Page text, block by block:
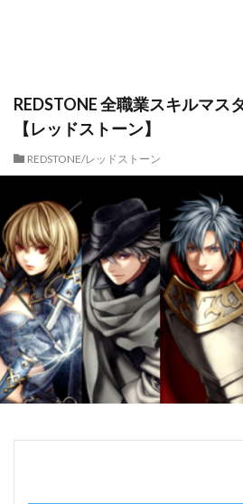
REDSTONE 全職業スキルマス
【レッドストーン】
REDSTONE/レッドストーン